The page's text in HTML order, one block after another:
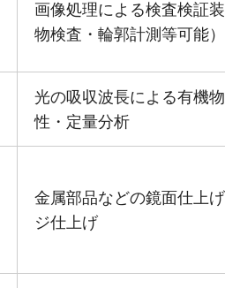
画像処理による検査検証
物検査・輪郭計測等可能）
光の吸収波長による有機
性・定量分析
金属部品などの鏡面仕上
ジ仕上げ